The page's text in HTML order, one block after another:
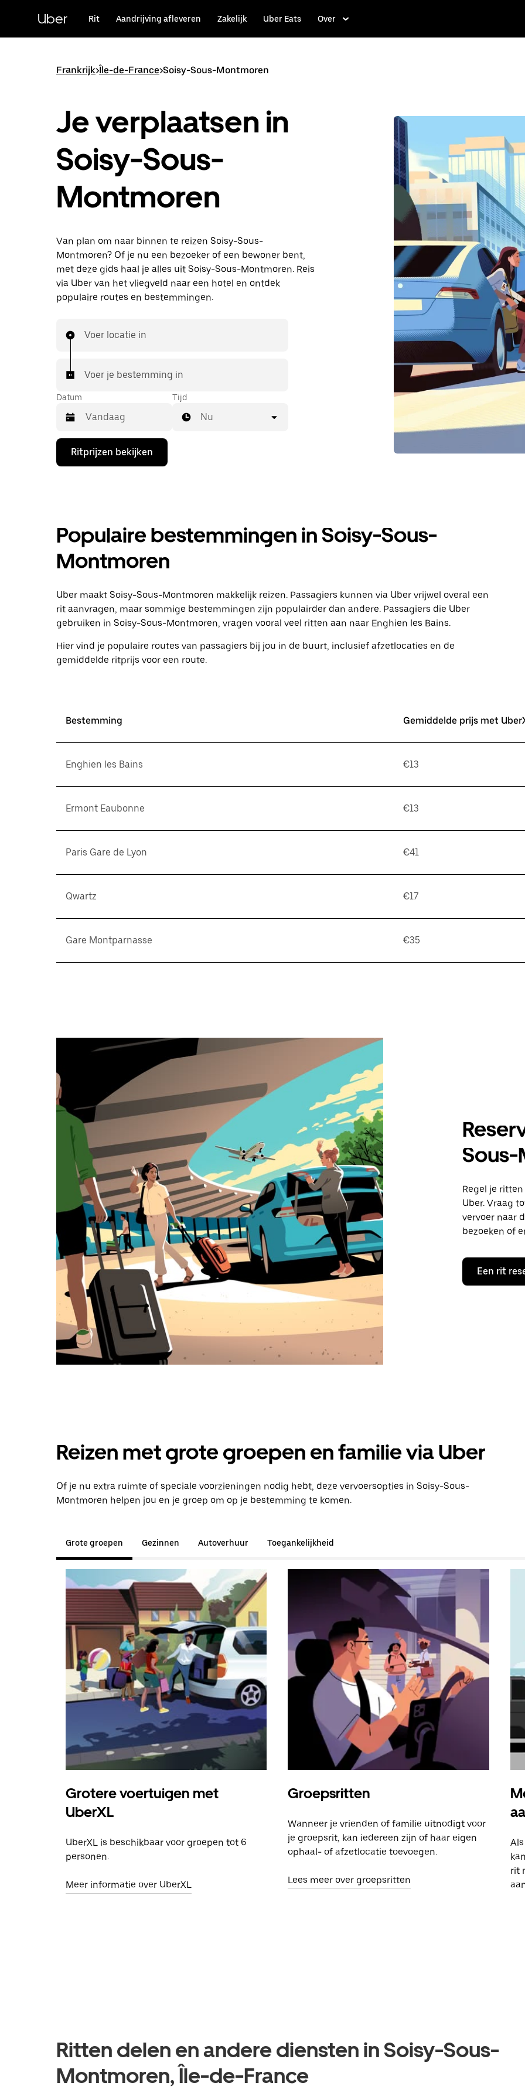
hoofdinhoudUber Rit Aandrijving afleveren Zakelijk Uber Eats Over
Frankrijk>Île-de-France>Soisy-Sous-Montmoren
Je verplaatsen in
Soisy-Sous-
Montmoren
Van plan om naar binnen te reizen Soisy-Sous-
Montmoren? Of je nu een bezoeker of een bewoner bent,
met deze gids haal je alles uit Soisy-Sous-Montmoren. Reis
via Uber van het vliegveld naar een hotel en ontdek
populaire routes en bestemmingen.
Voer locatie in
Voer je bestemming in
Datum
Druk
de
te
openen
een
selecteren.
Druk
op
Escape
de
agenda
te
Tijd
Nu
Ritprijzen bekijken
Populaire bestemmingen in Soisy-Sous-
Montmoren
Uber maakt Soisy-Sous-Montmoren makkelijk reizen. Passagiers kunnen via Uber vrijwel overal een
rit aanvragen, maar sommige bestemmingen zijn populairder dan andere. Passagiers die Uber
gebruiken in Soisy-Sous-Montmoren, vragen vooral veel ritten aan naar Enghien les Bains.
Hier vind je populaire routes van passagiers bij jou in de buurt, inclusief afzetlocaties en de
gemiddelde ritprijs voor een route.
Bestemming Gemiddelde prijs met
Enghien les Bains €13
Ermont Eaubonne €13
Paris Gare de Lyon €41
Qwartz €17
Gare Montparnasse €35
Regel je
Uber. Vraag
vervoer naar
bezoeken of
Een rit
Reizen met grote groepen en familie via Uber
Of je nu extra ruimte of speciale voorzieningen nodig hebt, deze vervoersopties in Soisy-Sous-
Montmoren helpen jou en je groep om op je bestemming te komen.
Grote groepen Gezinnen Autoverhuur Toegankelijkheid
Grotere voertuigen met
UberXL
UberXL is beschikbaar voor groepen tot 6
personen.
Meer informatie over UberXL
Groepsritten
Wanneer je vrienden of familie uitnodigt voor
je groepsrit, kan iedereen zijn of haar eigen
ophaal- of afzetlocatie toevoegen.
Lees meer over groepsritten
rit
Ritten delen en andere diensten in Soisy-Sous-
Montmoren, Île-de-France